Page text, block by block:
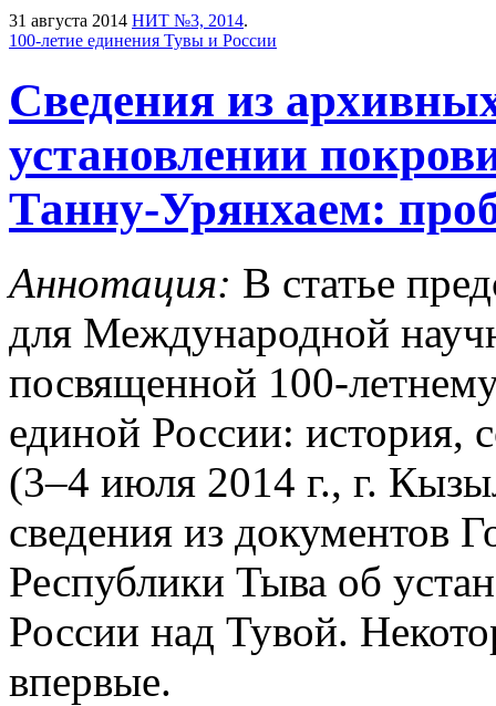
31 августа 2014 НИТ №3, 2014.
100-летие единения Тувы и России
Сведения из
установлении
Танну-Урянхаем:
Аннотация: В статье
для Международной
посвященной 100-
единой России: история,
(3–4 июля 2014 г., г.
сведения из документов
Республики Тыва об
России над Тувой.
впервые.